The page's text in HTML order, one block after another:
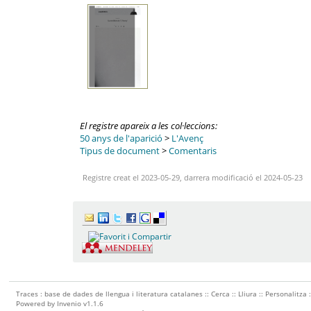
El registre apareix a les col·leccions:
50 anys de l'aparició > L'Avenç
Tipus de document>Comentaris
Registre creat el 2023-05-29, darrera modificació el 2024-05-23
Traces : base de dades de llengua i literatura catalanes ::Cerca :: Lliura :: Personalitza
Powered by Invenio v1.1.6